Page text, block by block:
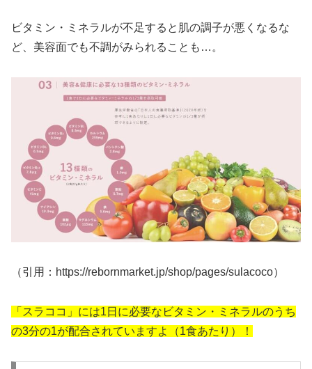
ビタミン・ミネラルが不足すると肌の調子が悪くなるな
ど、美容面でも不調がみられることも…。
（引用：https://rebornmarket.jp/shop/pages/sulacoco）
「スラココ」には1日に必要なビタミン・ミネラルのうち
の3分の1が配合されていますよ（1食あたり）！